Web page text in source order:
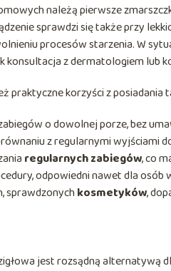
należą pierwsze
sprawdzi się także przy
procesów starzenia. W
konsultacja z dermatologiem lub
praktyczne korzyści z posiadania
o dowolnej porze, bez
z regularnymi wyjściami
regularnych zabiegów, co
odpowiedni nawet dla osób
sprawdzonychkosmetyków,
jest rozsądną alternatywą